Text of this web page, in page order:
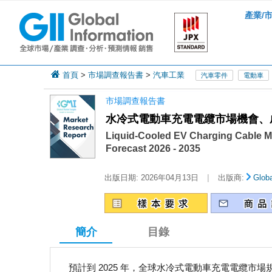
產業/
首頁 > 市場調查報告書 > 汽車工業 汽車零件 電動車
市場調查報告書
水冷式電動車充電電纜市場機會
Liquid-Cooled EV Charging Cable
Forecast 2026 - 2035
出版日期: 2026年04月13日 | 出版商:
簡介 目錄
預計到 2025 年，全球水冷式電動車充電電纜市場